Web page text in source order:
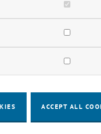
und Organisation
Entstehung von
am Lehrstuhl für
ACCEPT ALL